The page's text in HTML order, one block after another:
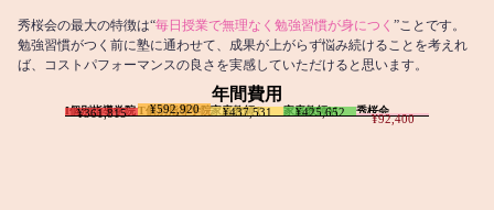
秀桜会の最大の特徴は“毎日授業で無理なく勉強習慣が身につく ”ことです。
勉強習慣がつく前に塾に通わせて、成果が上がらず悩み続けることを考えれ
ば、コストパフォーマンスの良さを実感していただけると思います。
年間費用
I個別指導学院
¥361,815 T個別指導学院
¥592,920 家庭教師T
¥437,531 家庭教師M
¥425,652 秀桜会
¥92,400